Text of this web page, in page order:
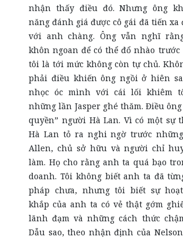
nhận thấy điều đó. Nhưng ông
năng đánh giá được cô gái đã tiến xa
với anh chàng. Ông vẫn nghĩ
khôn ngoan để có thể đổ nhào
tôi là tới mức không còn tự chủ.
phải điều khiến ông ngồi ở hiên
nhọc óc mình với cái lối khiêm
những lần Jasper ghé thăm. Điều
quyền” người Hà Lan. Vì có một sự
Hà Lan tỏ ra nghi ngờ trước những
Allen, chủ sở hữu và người chỉ
làm. Họ cho rằng anh ta quá bạo
doanh. Tôi không biết anh ta đã
pháp chưa, nhưng tôi biết sự
khắp của anh ta có vẻ thật gớm
lãnh đạm và những cách thức
Dẫu sao, theo nhận định của